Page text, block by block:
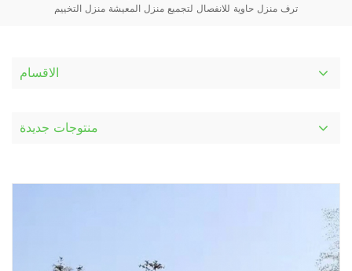
ترف منزل حاوية للانفصال لتجميع منزل المعيشة منزل التخييم
الاقسام
منتوجات جديدة